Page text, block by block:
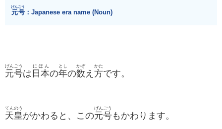
元号
げんごう
：Japanese era name (Noun)
元号
げんごう
は 日本
にほん
の年
とし
の数
かぞ
え 方
かた
です。
天皇
てんのう
がかわると、この元号
げんごう
もかわります。